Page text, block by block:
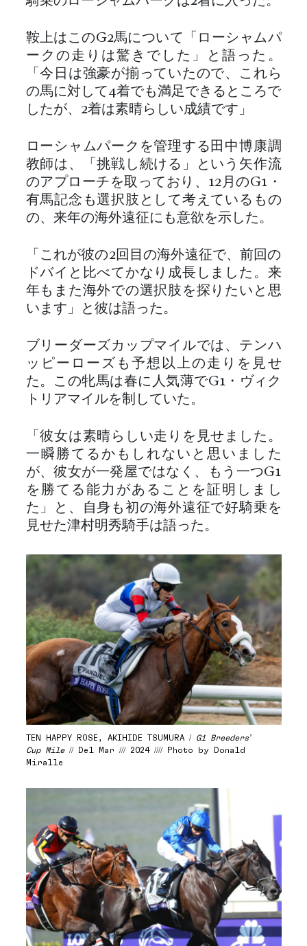
鞍上はこのG2馬について「ローシャムパ
ークの走りは驚きでした」と語った。
「今日は強豪が揃っていたので、これら
の馬に対して4着でも満足できるところで
したが、2着は素晴らしい成績です」
ローシャムパークを管理する田中博康調
教師は、「挑戦し続ける」という矢作流
のアプローチを取っており、12月のG1・
有馬記念も選択肢として考えているもの
の、来年の海外遠征にも意欲を示した。
「これが彼の2回目の海外遠征で、前回の
ドバイと比べてかなり成長しました。来
年もまた海外での選択肢を探りたいと思
います」と彼は語った。
ブリーダーズカップマイルでは、テンハ
ッピーローズも予想以上の走りを見せ
た。この牝馬は春に人気薄でG1・ヴィク
トリアマイルを制していた。
「彼女は素晴らしい走りを見せました。
一瞬勝てるかもしれないと思いました
が、彼女が一発屋ではなく、もう一つG1
を勝てる能力があることを証明しまし
た」と、自身も初の海外遠征で好騎乗を
見せた津村明秀騎手は語った。
TEN HAPPY ROSE, AKIHIDE TSUMURA / G1 Breeders’
Cup Mile// Del Mar /// 2024 //// Photo by Donald
Miralle